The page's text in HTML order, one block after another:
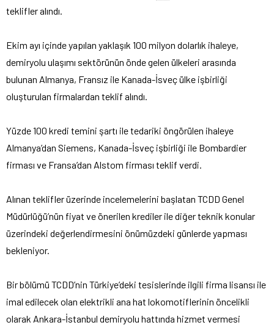
teklifler alındı.
Ekim ayı içinde yapılan yaklaşık 100 milyon dolarlık ihaleye,
demiryolu ulaşımı sektörünün önde gelen ülkeleri arasında
bulunan Almanya, Fransız ile Kanada-İsveç ülke işbirliği
oluşturulan firmalardan teklif alındı.
Yüzde 100 kredi temini şartı ile tedariki öngörülen ihaleye
Almanya’dan Siemens, Kanada-İsveç işbirliği ile Bombardier
firması ve Fransa’dan Alstom firması teklif verdi.
Alınan teklifler üzerinde incelemelerini başlatan TCDD Genel
Müdürlüğü’nün fiyat ve önerilen krediler ile diğer teknik konular
üzerindeki değerlendirmesini önümüzdeki günlerde yapması
bekleniyor.
Bir bölümü TCDD’nin Türkiye’deki tesislerinde ilgili firma lisansı ile
imal edilecek olan elektrikli ana hat lokomotiflerinin öncelikli
olarak Ankara-İstanbul demiryolu hattında hizmet vermesi